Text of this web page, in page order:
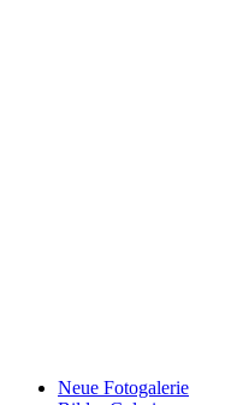
Neue Fotogalerie